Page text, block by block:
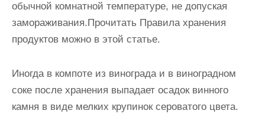
обычной комнатной температуре, не допуская
замораживания.Прочитать Правила хранения
продуктов можно в этой статье.
Иногда в компоте из винограда и в виноградном
соке после хранения выпадает осадок винного
камня в виде мелких крупинок сероватого цвета.